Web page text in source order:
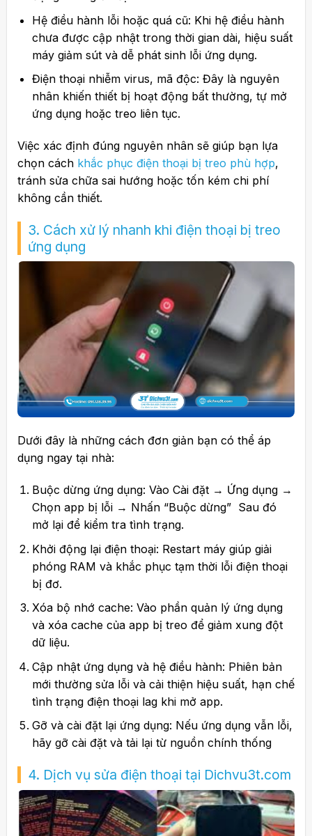
Hệ điều hành lỗi hoặc quá cũ: Khi hệ điều hành
chưa được cập nhật trong thời gian dài, hiệu suất
máy giảm sút và dễ phát sinh lỗi ứng dụng.
Điện thoại nhiễm virus, mã độc: Đây là nguyên
nhân khiến thiết bị hoạt động bất thường, tự mở
ứng dụng hoặc treo liên tục.
Việc xác định đúng nguyên nhân sẽ giúp bạn lựa
chọn cách khắc phục điện thoại bị treo phù hợp,
tránh sửa chữa sai hướng hoặc tốn kém chi phí
không cần thiết.
3. Cách xử lý nhanh khi điện thoại bị treo
ứng dụng
Dưới đây là những cách đơn giản bạn có thể áp
dụng ngay tại nhà:
Buộc dừng ứng dụng: Vào Cài đặt → Ứng dụng →
Chọn app bị lỗi → Nhấn “Buộc dừng” Sau đó
mở lại để kiểm tra tình trạng.
Khởi động lại điện thoại: Restart máy giúp giải
phóng RAM và khắc phục tạm thời lỗi điện thoại
bị đơ.
Xóa bộ nhớ cache: Vào phần quản lý ứng dụng
và xóa cache của app bị treo để giảm xung đột
dữ liệu.
Cập nhật ứng dụng và hệ điều hành: Phiên bản
mới thường sửa lỗi và cải thiện hiệu suất, hạn chế
tình trạng điện thoại lag khi mở app.
Gỡ và cài đặt lại ứng dụng: Nếu ứng dụng vẫn lỗi,
hãy gỡ cài đặt và tải lại từ nguồn chính thống
4. Dịch vụ sửa điện thoại tại Dichvu3t.com